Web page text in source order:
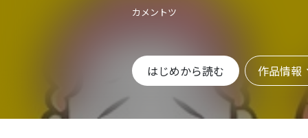
カメントツ
はじめから読む 作品情報